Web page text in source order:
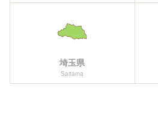
埼玉県
Saitama